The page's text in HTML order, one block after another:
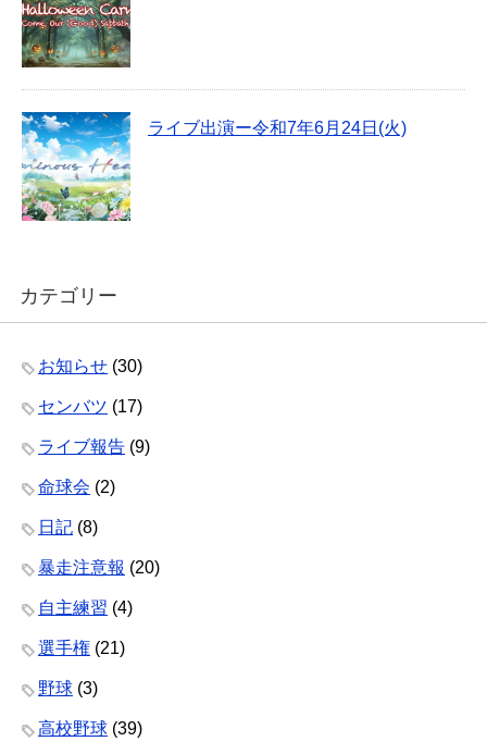
ライブ出演ー令和7年6月24日(火)
カテゴリー
お知らせ (30)
センバツ (17)
ライブ報告 (9)
命球会 (2)
日記 (8)
暴走注意報 (20)
自主練習 (4)
選手権 (21)
野球 (3)
高校野球 (39)